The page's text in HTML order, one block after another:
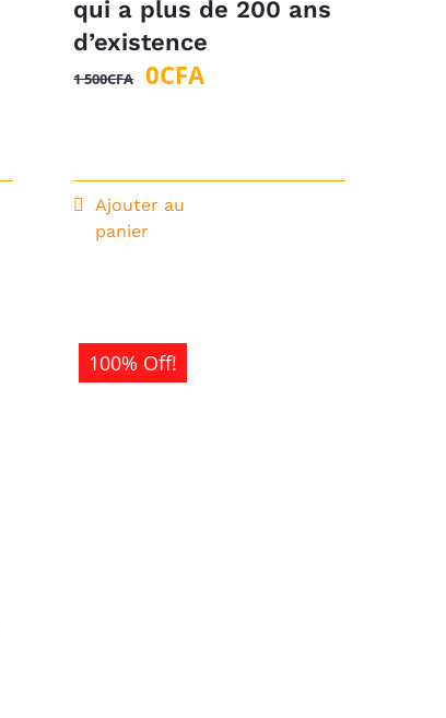
qui a plus de 200 ans
d’existence
1 500CFA Le
était :
1
500CFA.
0CFALe
est :
Ajouter au
panier
100% Off!